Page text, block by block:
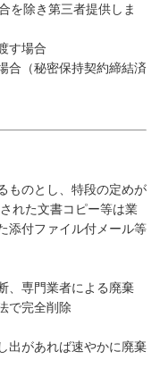
を除き第三者提供しま
す場合
合（秘密保持契約締結済
ものとし、特段の定めが
れた文書コピー等は業
添付ファイル付メール等
、専門業者による廃棄
で完全削除
出があれば速やかに廃棄